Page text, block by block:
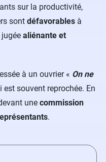
sur la productivité,
sont défavorables à
aliénante et
à un ouvrier « On ne
est souvent reprochée. En
une commission
.